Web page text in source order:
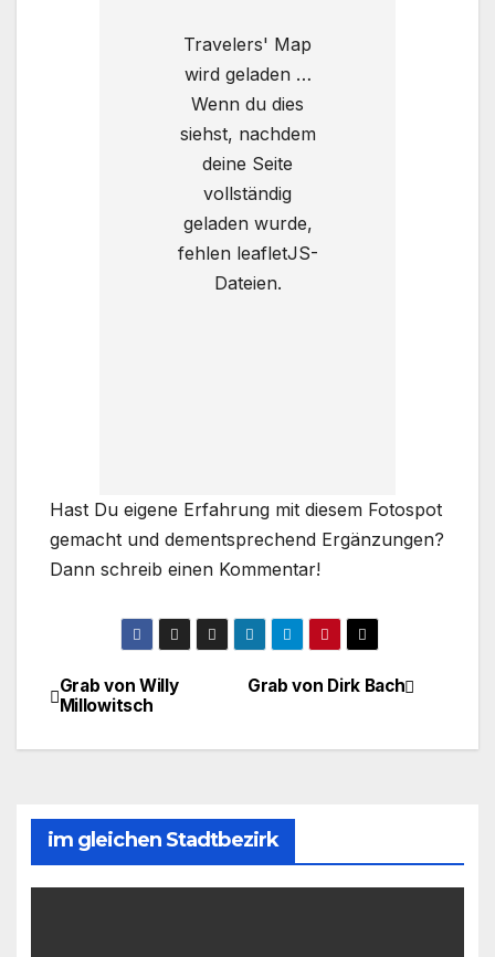
Travelers' Map
wird geladen …
Wenn du dies
siehst, nachdem
deine Seite
vollständig
geladen wurde,
fehlen leafletJS-
Dateien.
Hast Du eigene Erfahrung mit diesem Fotospot
gemacht und dementsprechend Ergänzungen?
Dann schreib einen Kommentar!
Beitragsnavigation
Grab von Dirk Bach
Grab von Willy
Millowitsch
im gleichen Stadtbezirk